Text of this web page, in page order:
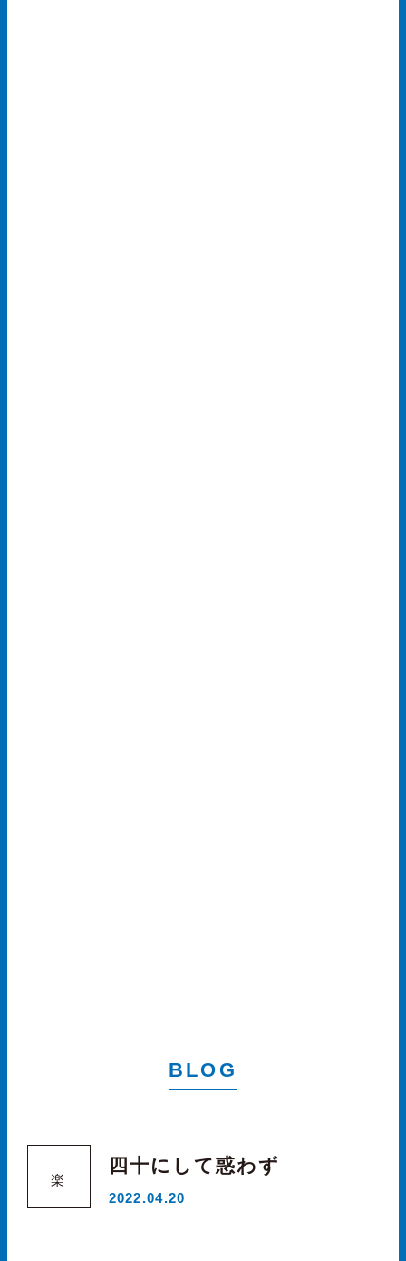
BLOG
楽
四十にして惑わず
2022.04.20